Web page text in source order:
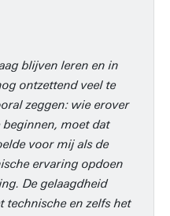
blijven leren en in
ontzettend veel te
zeggen: wie erover
moet dat
voor mij als de
ervaring opdoen
De gelaagdheid
technische en zelfs het